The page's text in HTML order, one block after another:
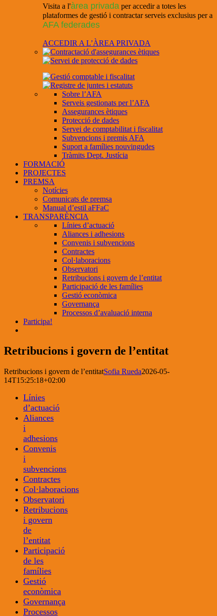
Visita a l'àrea privada per accedir a totes les
plataformes de gestió i contractar serveis exclusius per a
AFA federades
ACCEDIR A L’ÀREA PRIVADA
Sobre l’AFA
Serveis gestionats per l’AFA
Assegurances ètiques
Protecció de dades
Servei de comptabilitat i fiscalitat
Subvencions i premis AFA
Suport a famílies nouvingudes
Tràmits Dept. Justícia
FORMACIÓ
PROJECTES
PREMSA
Notícies
Comunicats de premsa
Manual d’estil aFFaC
TRANSPARÈNCIA
Línies d’actuació
Aliances i adhesions
Convenis i subvencions
Contractes
Col·laboracions
Observatori
Retribucions i govern de l’entitat
Participació de les famílies
Gestió econòmica
Governança
Processos d’avaluació interna
Participa!
Retribucions i govern de l’entitat
Retribucions i govern de l’entitatSofia Rueda2026-05-
14T15:25:18+02:00
Línies
d’actuació
Aliances
i
adhesions
Convenis
i
subvencions
Contractes
Col·laboracions
Observatori
Retribucions
i govern
de
l’entitat
Participació
de les
famílies
Gestió
econòmica
Governança
Processos